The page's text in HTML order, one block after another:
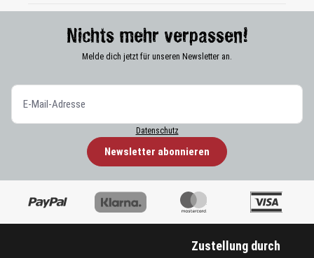
Nichts mehr verpassen!
Melde dich jetzt für unseren Newsletter an.
Datenschutz
Newsletter abonnieren
Zustellung durch